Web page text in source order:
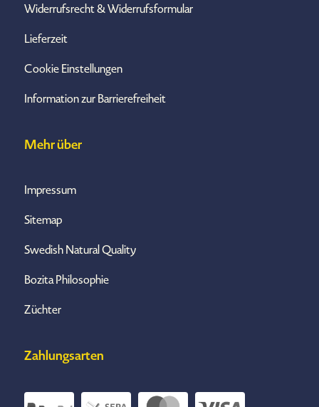
Widerrufsrecht & Widerrufsformular
Lieferzeit
Cookie Einstellungen
Information zur Barrierefreiheit
Mehr über
Impressum
Sitemap
Swedish Natural Quality
Bozita Philosophie
Züchter
Zahlungsarten